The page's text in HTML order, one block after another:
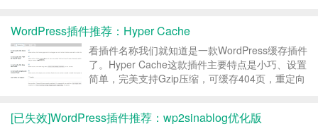
即可使用。（a quick ...
WordPress插件推荐：Hyper Cache
看插件名称我们就知道是一款WordPress缓存插件
了。Hyper Cache这款插件主要特点是小巧、设置
简单，完美支持Gzip压缩，可缓存404页，重定向
个字，强，两个字，强大！ 值得特别...
[已失效]WordPress插件推荐：wp2sinablog优化版